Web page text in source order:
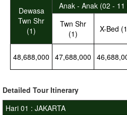
Dewasa
Twn Shr
(1)
Anak - Anak (02 - 11
Twn Shr
(1)
X-Bed
48,688,000 47,688,000
Detailed Tour Itinerary
Hari 01 : JAKARTA